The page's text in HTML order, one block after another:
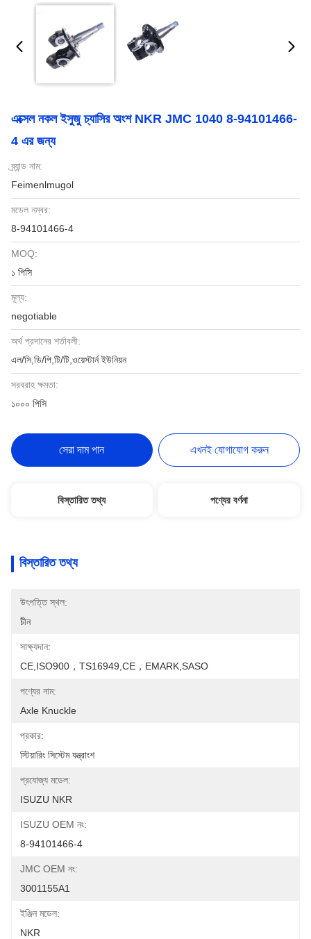
এক্সেল নকল ইসুজু চ্যাসির অংশ NKR JMC 1040 8-94101466-
4 এর জন্য
ব্র্যান্ড নাম:
Feimenlmugol
মডেল নম্বর:
8-94101466-4
MOQ:
১ পিসি
মূল্য:
negotiable
অর্থ প্রদানের শর্তাবলী:
এল/সি,ডি/পি,টি/টি,ওয়েস্টার্ন ইউনিয়ন
সরবরাহ ক্ষমতা:
১০০০ পিসি
সেরা দাম পান এখনই যোগাযোগ করুন
বিস্তারিত তথ্য পণ্যের বর্ণনা
বিস্তারিত তথ্য
উৎপত্তি স্থল:
চীন
সাক্ষ্যদান:
CE,ISO900，TS16949,CE，EMARK,SASO
পণ্যের নাম:
Axle Knuckle
প্রকার:
স্টিয়ারিং সিস্টেম যন্ত্রাংশ
প্রযোজ্য মডেল:
ISUZU NKR
ISUZU OEM নং:
8-94101466-4
JMC OEM নং:
3001155A1
ইঞ্জিন মডেল:
NKR